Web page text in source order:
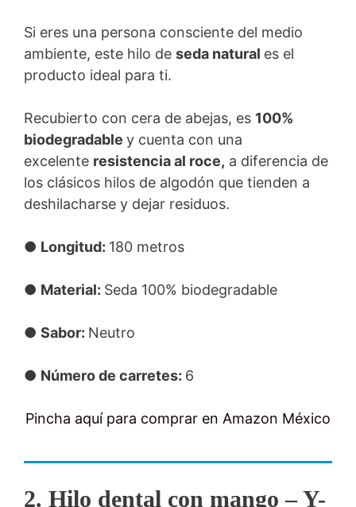
Si eres una persona consciente del medio
ambiente, este hilo de seda natural es el
producto ideal para ti.
Recubierto con cera de abejas, es 100%
biodegradable y cuenta con una
excelente resistencia al roce, a diferencia de
los clásicos hilos de algodón que tienden a
deshilacharse y dejar residuos.
● Longitud: 180 metros
● Material: Seda 100% biodegradable
● Sabor: Neutro
● Número de carretes: 6
Pincha aquí para comprar en Amazon México
2. Hilo dental con mango – Y-